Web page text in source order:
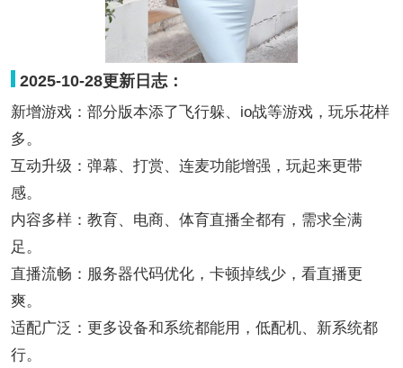
2025-10-28更新日志：
新增游戏：部分版本添了飞行躲、io战等游戏，玩乐花样
多。
互动升级：弹幕、打赏、连麦功能增强，玩起来更带
感。
内容多样：教育、电商、体育直播全都有，需求全满
足。
直播流畅：服务器代码优化，卡顿掉线少，看直播更
爽。
适配广泛：更多设备和系统都能用，低配机、新系统都
行。